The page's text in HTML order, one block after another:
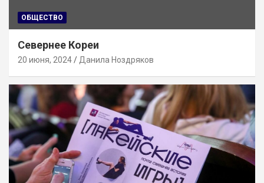
ОБЩЕСТВО
Севернее Кореи
20 июня, 2024 Данила Ноздряков